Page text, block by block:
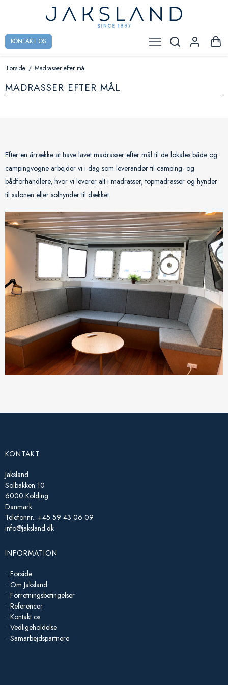
KONTAKT OS
Forside / Madrasser efter mål
MADRASSER EFTER MÅL
Efter en årrække at have lavet madrasser efter mål til de lokales både og
campingvogne arbejder vi i dag som leverandør til camping- og
bådforhandlere, hvor vi leverer alt i madrasser, topmadrasser og hynder
til salonen eller solhynder til dækket.
KONTAKT
Jaksland
Solbakken 10
6000 Kolding
Danmark
Telefonnr.: +45 59 43 06 09
info@jaksland.dk
INFORMATION
Forside
Om Jaksland
Forretningsbetingelser
Referencer
Kontakt os
Vedligeholdelse
Samarbejdspartnere